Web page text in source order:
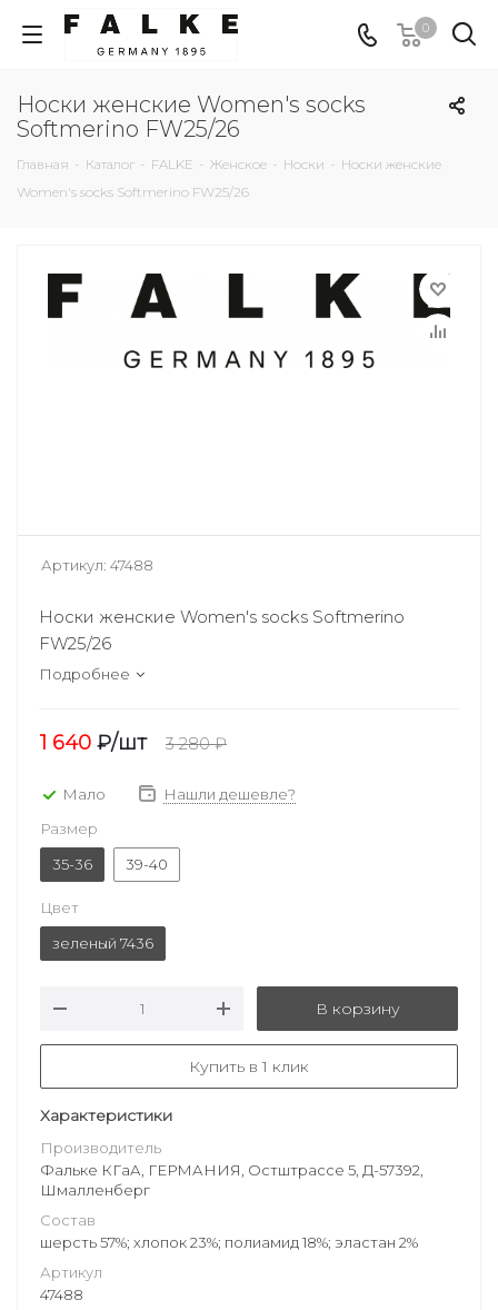
0
Носки женские Women's socks
Softmerino FW25/26
Главная - Каталог - FALKE - Женское - Носки - Носки женские
Women's socks Softmerino FW25/26
Артикул: 47488
Носки женские Women's socks Softmerino
FW25/26
Подробнее
1 640 ₽/шт 3 280₽
Мало
Нашли дешевле?
Размер
35-36
39-40
Цвет
зеленый 7436
В корзину
Купить в 1 клик
Характеристики
Производитель
Фальке КГаА, ГЕРМАНИЯ, Остштрассе 5, Д-57392,
Шмалленберг
Состав
шерсть 57%; хлопок 23%; полиамид 18%; эластан 2%
Артикул
47488